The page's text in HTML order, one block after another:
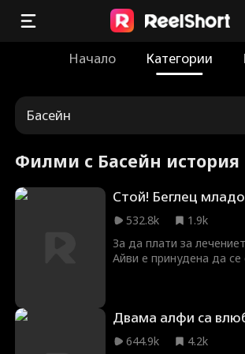
Начало Категории
Басейн
Филми с Басейн история
Стой! Беглец
532.8k
1.9k
За да плати за
Айви е принудена да
Айви остава унизена
Когато все пак се
сключват споразумение
Двама алфи са
644.9k
4.2k